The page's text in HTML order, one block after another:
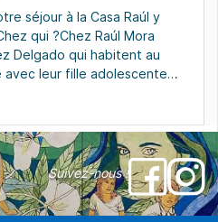
séjour à la Casa Raúl y
qui ?Chez Raúl Mora
Delgado qui habitent au
avec leur fille adolescente.
est diplômé en gestion […]
Suivez-nous !